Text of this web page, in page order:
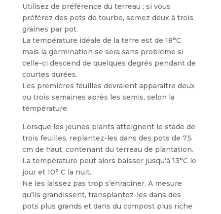
Utilisez de préférence du terreau ; si vous
préférez des pots de tourbe, semez deux à trois
graines par pot.
La température idéale de la terre est de 18°C
mais la germination se sera sans problème si
celle-ci descend de quelques degrés pendant de
courtes durées.
Les premières feuilles devraient apparaître deux
ou trois semaines après les semis, selon la
température.
Lorsque les jeunes plants atteignent le stade de
trois feuilles, replantez-les dans des pots de 7,5
cm de haut, contenant du terreau de plantation.
La température peut alors baisser jusqu’à 13°C le
jour et 10° C la nuit.
Ne les laissez pas trop s’enraciner. A mesure
qu’ils grandissent, transplantez-les dans des
pots plus grands et dans du compost plus riche